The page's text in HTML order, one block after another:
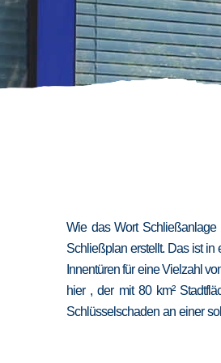
Wie das Wort
Schließplan erstellt. Das ist
Innentüren für eine Vielzahl
hier , der mit 80 km²
Schlüsselschaden an einer